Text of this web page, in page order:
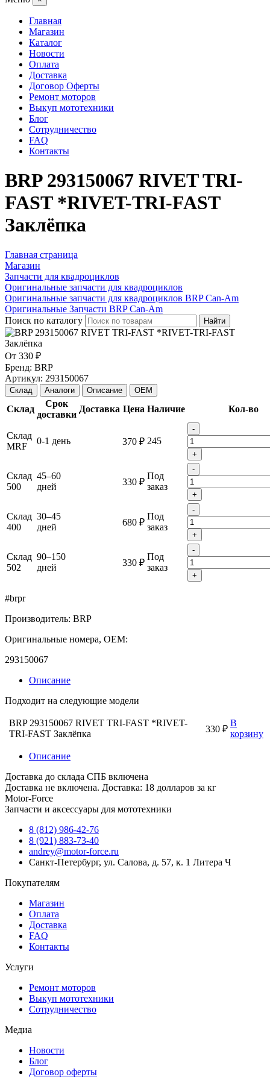
Главная
Магазин
Каталог
Новости
Оплата
Доставка
Договор Оферты
Ремонт моторов
Выкуп мототехники
Блог
Сотрудничество
FAQ
Контакты
BRP 293150067 RIVET TRI-
FAST *RIVET-TRI-FAST
Заклёпка
Главная страница
Магазин
Запчасти для квадроциклов
Оригинальные запчасти для квадроциклов
Оригинальные запчасти для квадроциклов BRP Can-Am
Оригинальные Запчасти BRP Can-Am
Поиск по каталогу
Найти
От 330 ₽
Бренд: BRP
Артикул: 293150067
Склад Аналоги Описание OEM
Склад
Срок
доставки
Доставка Цена Наличие Кол-во
Склад
MRF
0-1 день 370 ₽ 245
-
+
Склад
500
45–60
дней
330 ₽
Под
заказ
-
+
Склад
400
30–45
дней
680 ₽
Под
заказ
-
+
Склад
502
90–150
дней
330 ₽
Под
заказ
-
+
#brpr
Производитель: BRP
Оригинальные номера, OEM:
293150067
Описание
Подходит на следующие модели
BRP 293150067 RIVET TRI-FAST *RIVET-
TRI-FAST Заклёпка
330 ₽
В
корзину
Описание
Доставка до склада СПБ включена
Доставка не включена. Доставка: 18 долларов за кг
Motor-Force
Запчасти и аксессуары для мототехники
8 (812) 986-42-76
8 (921) 883-73-40
andrey@motor-force.ru
Санкт-Петербург, ул. Салова, д. 57, к. 1 Литера Ч
Покупателям
Магазин
Оплата
Доставка
FAQ
Контакты
Услуги
Ремонт моторов
Выкуп мототехники
Сотрудничество
Медиа
Новости
Блог
Договор оферты